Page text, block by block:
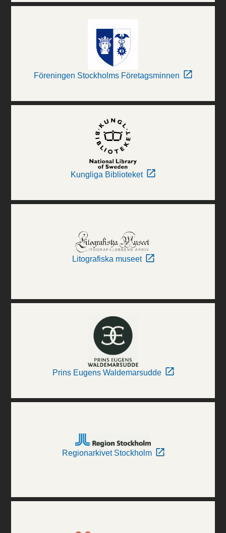
Föreningen Stockholms Företagsminnen
Kungliga Biblioteket
Litografiska museet
Prins Eugens Waldemarsudde
Regionarkivet Stockholm